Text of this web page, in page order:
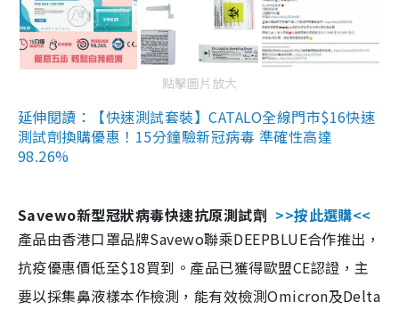
點擊圖片放大
延伸閱讀：【快速測試套裝】CATALO全線門市$16快速
測試劑換購優惠！15分鐘驗新冠病毒 準確性高達
98.26%
Savewo新型冠狀病毒快速抗原測試劑 >>按此選購<<
產品由香港口罩品牌Savewo聯乘DEEPBLUE合作推出，
抗疫優惠價低至$18買到。產品已獲得歐盟CE認證，主
要以採集鼻液樣本作檢測，能有效檢測Omicron及Delta